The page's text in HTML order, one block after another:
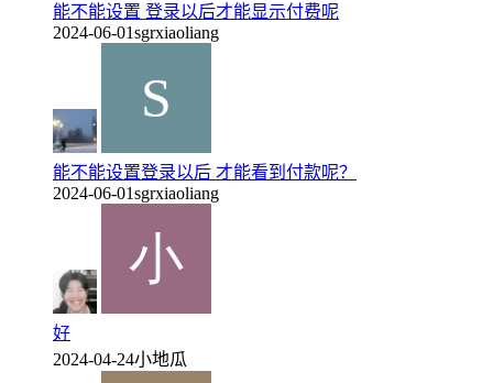
能不能设置 登录以后才能显示付费呢
2024-06-01sgrxiaoliang
能不能设置登录以后 才能看到付款呢？
2024-06-01sgrxiaoliang
好
2024-04-24小地瓜